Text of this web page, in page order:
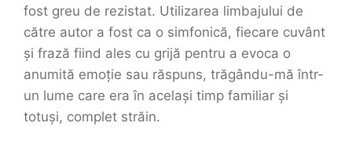
fost greu de rezistat. Utilizarea limbajului de
către autor a fost ca o simfonică, fiecare cuvânt
și frază fiind ales cu grijă pentru a evoca o
anumită emoție sau răspuns, trăgându-mă într-
un lume care era în același timp familiar și
totuși, complet străin.